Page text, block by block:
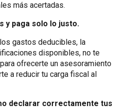
más acertadas.
y paga solo lo justo.
gastos deducibles, la
disponibles, no te
ofrecerte un asesoramiento
a reducir tu carga fiscal al
declarar correctamente tus